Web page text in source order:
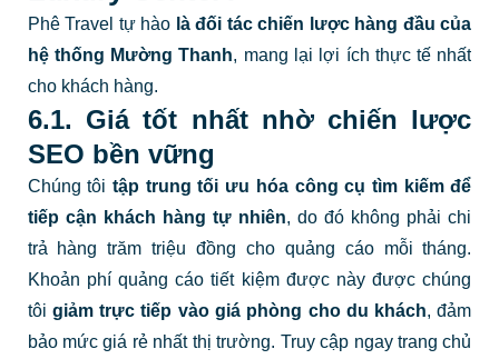
Phê Travel tự hào là đối tác chiến lược hàng đầu của
hệ thống Mường Thanh, mang lại lợi ích thực tế nhất
cho khách hàng.
6.1. Giá tốt nhất nhờ chiến lược
SEO bền vững
Chúng tôitập trung tối ưu hóa công cụ tìm kiếm để
tiếp cận khách hàng tự nhiên, do đó không phải chi
trả hàng trăm triệu đồng cho quảng cáo mỗi tháng.
Khoản phí quảng cáo tiết kiệm được này được chúng
tôi giảm trực tiếp vào giá phòng cho du khách, đảm
bảo mức giá rẻ nhất thị trường. Truy cập ngay trang chủ